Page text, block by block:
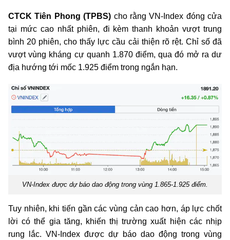
CTCK Tiên Phong (TPBS) cho rằng VN-Index đóng cửa
tại mức cao nhất phiên, đi kèm thanh khoản vượt trung
bình 20 phiên, cho thấy lực cầu cải thiện rõ rệt. Chỉ số đã
vượt vùng kháng cự quanh 1.870 điểm, qua đó mở ra dư
địa hướng tới mốc 1.925 điểm trong ngắn hạn.
VN-Index được dự báo dao động trong vùng 1.865-1.925 điểm.
Tuy nhiên, khi tiến gần các vùng cản cao hơn, áp lực chốt
lời có thể gia tăng, khiến thị trường xuất hiện các nhịp
rung lắc. VN-Index được dự báo dao động trong vùng